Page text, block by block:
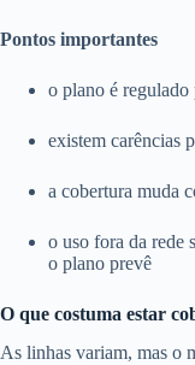
Pontos importantes
o plano é regulado
existem carências
a cobertura muda
o uso fora da rede
o plano prevê
O que costuma estar
As linhas variam, mas o